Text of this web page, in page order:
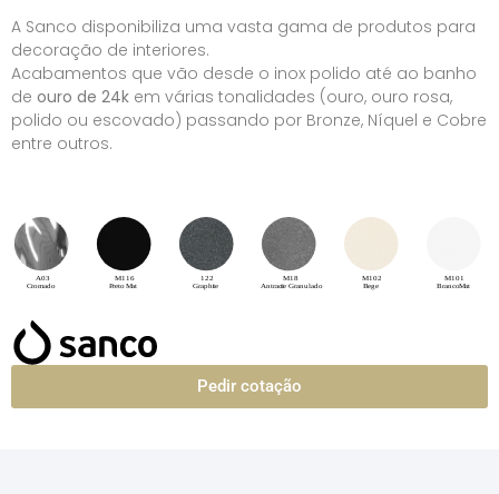
A Sanco disponibiliza uma vasta gama de produtos para
decoração de interiores.
Acabamentos que vão desde o inox polido até ao banho
de ouro de 24k em várias tonalidades (ouro, ouro rosa,
polido ou escovado) passando por Bronze, Níquel e Cobre
entre outros.
Pedir cotação